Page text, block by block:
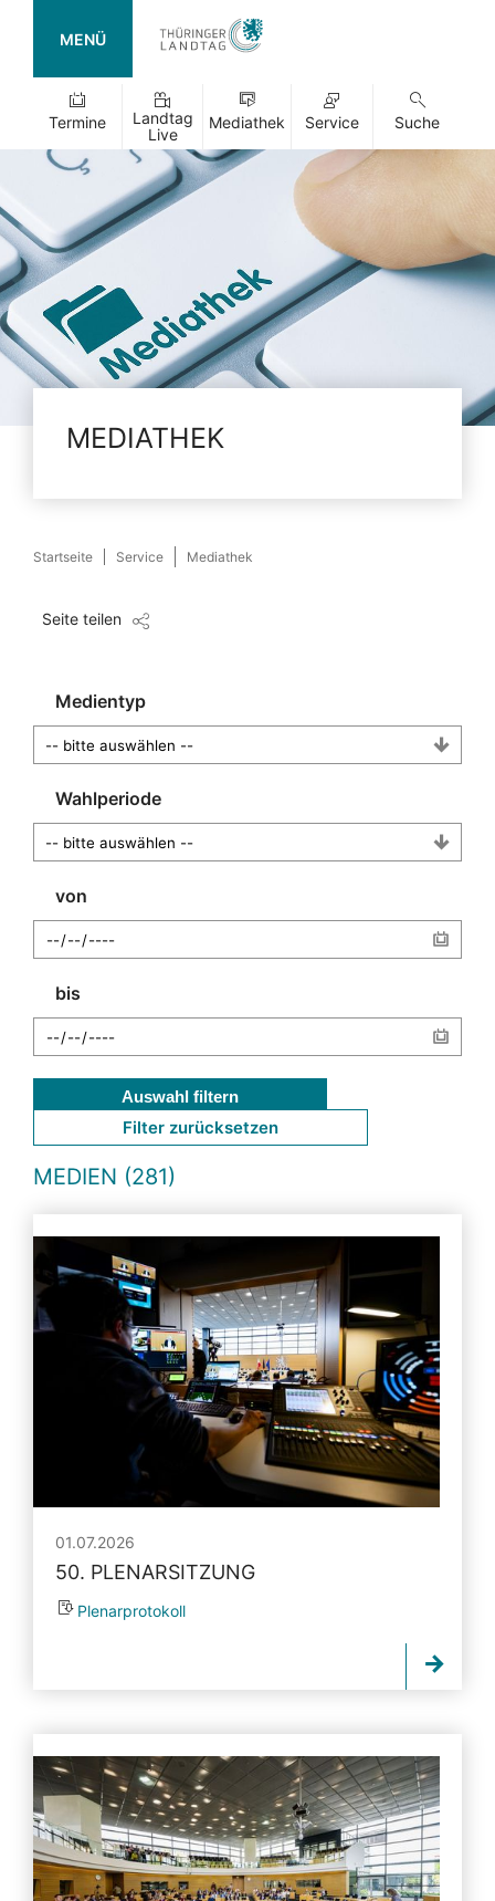
MENÜ
Termine
Landtag
Live
Mediathek Service Suche
MEDIATHEK
Startseite Service Mediathek
Seite teilen
Medientyp
Wahlperiode
von
bis
Auswahl filtern
Filter zurücksetzen
MEDIEN (281)
01.07.2026
50. PLENARSITZUNG
Plenarprotokoll